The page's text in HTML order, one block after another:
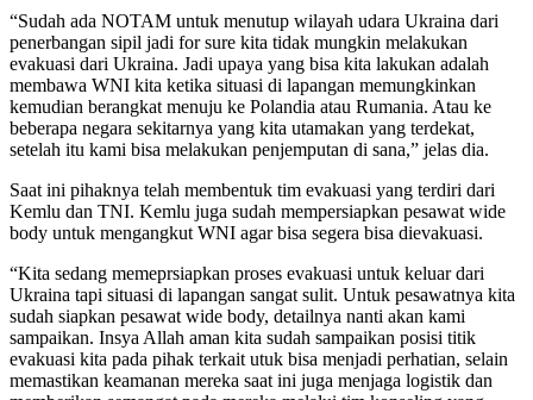
“Sudah ada NOTAM untuk menutup wilayah udara Ukraina dari
penerbangan sipil jadi for sure kita tidak mungkin melakukan
evakuasi dari Ukraina. Jadi upaya yang bisa kita lakukan adalah
membawa WNI kita ketika situasi di lapangan memungkinkan
kemudian berangkat menuju ke Polandia atau Rumania. Atau ke
beberapa negara sekitarnya yang kita utamakan yang terdekat,
setelah itu kami bisa melakukan penjemputan di sana,” jelas dia.
Saat ini pihaknya telah membentuk tim evakuasi yang terdiri dari
Kemlu dan TNI. Kemlu juga sudah mempersiapkan pesawat wide
body untuk mengangkut WNI agar bisa segera bisa dievakuasi.
“Kita sedang memeprsiapkan proses evakuasi untuk keluar dari
Ukraina tapi situasi di lapangan sangat sulit. Untuk pesawatnya kita
sudah siapkan pesawat wide body, detailnya nanti akan kami
sampaikan. Insya Allah aman kita sudah sampaikan posisi titik
evakuasi kita pada pihak terkait utuk bisa menjadi perhatian, selain
memastikan keamanan mereka saat ini juga menjaga logistik dan